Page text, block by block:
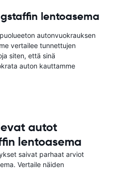
lentoasema
autonvuokrauksen
vertailee tunnettujen
siten, että sinä
auton kauttamme
autot
lentoasema
saivat parhaat arviot
Vertaile näiden